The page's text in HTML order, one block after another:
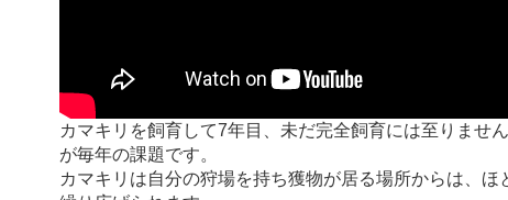
カマキリを飼育して7年目、未だ完全飼育には至りませ
が毎年の課題です。
カマキリは自分の狩場を持ち獲物が居る場所からは、